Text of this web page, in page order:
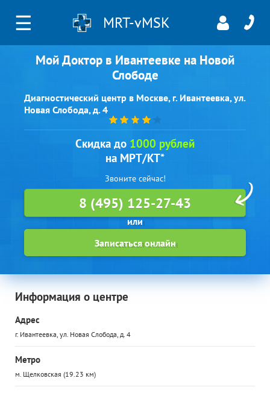
☰ MRT-vMSK
Мой Доктор в Ивантеевке на Новой
Слободе
Диагностический центр в Москве, г. Ивантеевка, ул.
Новая Слобода, д. 4
Скидка до 1000 рублей
на МРТ/КТ*
Звоните сейчас!
8 (495) 125-27-43
Записаться онлайн
Информация о центре
Адрес
г. Ивантеевка, ул. Новая Слобода, д. 4
Метро
м. Щелковская (19.23 км)